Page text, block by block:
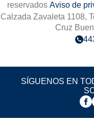
reservados Aviso de
Calzada Zavaleta 1108,
Cruz
SÍGUENOS EN